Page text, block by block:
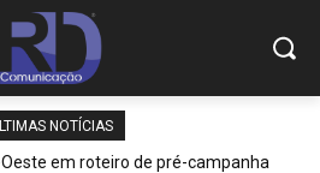
NOTÍCIAS
em roteiro de pré-campanha